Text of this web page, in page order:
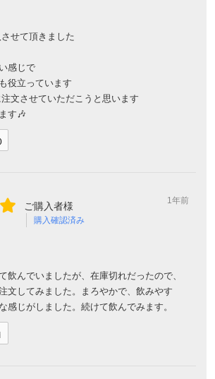
せて頂きました
感じで
役立っています
文させていただこうと思います
す🎶
ご購入者様
購入確認済み
1年前
飲んでいましたが、在庫切れだったので、
文してみました。まろやかで、飲みやす
感じがしました。続けて飲んでみます。